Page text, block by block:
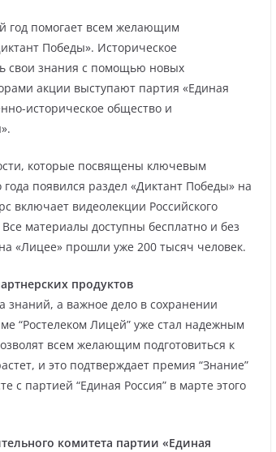
год помогает всем желающим
Победы». Историческое
свои знания с помощью новых
акции выступают партия «Единая
историческое общество и
которые посвящены ключевым
появился раздел «Диктант Победы» на
включает видеолекции Российского
материалы доступны бесплатно и без
«Лицее» прошли уже 200 тысяч человек.
продуктов
знаний, а важное дело в сохранении
“Ростелеком Лицей” уже стал надежным
всем желающим подготовиться к
и это подтверждает премия “Знание”
партией “Единая Россия” в марте этого
комитета партии «Единая